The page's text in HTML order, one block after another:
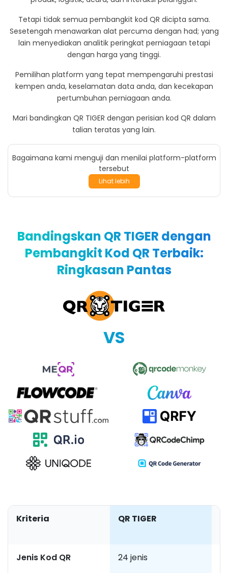
eBuku dan Webinar
Aplikasi dan Integrasi
Video Tutorial dan Podcast
QR TIGER berbanding dengan Pencipta Kod QR
Tetapi tidak semua pembangkit kod QR dicipta sama.
Sesetengah menawarkan alat percuma dengan had; yang
lain menyediakan analitik peringkat perniagaan tetapi
dengan harga yang tinggi.
Pemilihan platform yang tepat mempengaruhi prestasi
kempen anda, keselamatan data anda, dan kecekapan
pertumbuhan perniagaan anda.
Mari bandingkan QR TIGER dengan perisian kod QR dalam
talian teratas yang lain.
Bagaimana kami menguji dan menilai platform-platform
tersebut
Lihat lebih
Bandingskan QR TIGER dengan
Pembangkit Kod QR Terbaik:
Ringkasan Pantas
VS
Kriteria QR TIGER
Jenis Kod QR 24 jenis